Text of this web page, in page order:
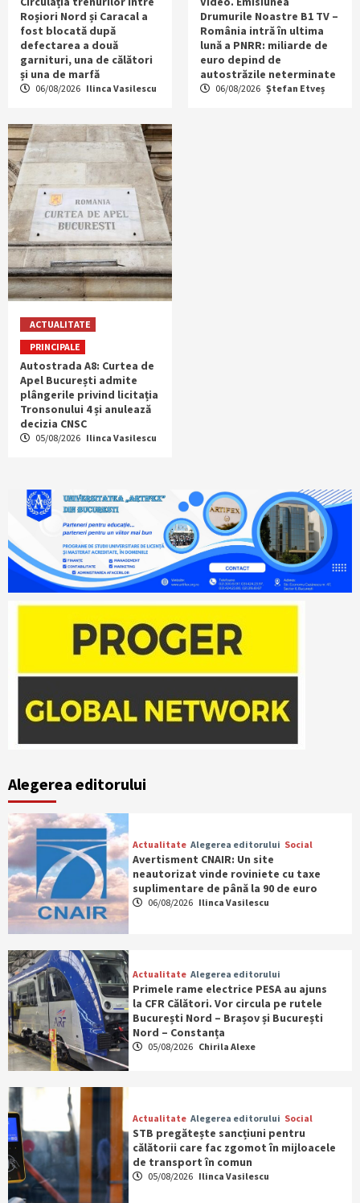
Roșiori Nord și Caracal a
fost blocată după
defectarea a două
garnituri, una de călători
și una de marfă
06/08/2026 Ilinca Vasilescu
Drumurile Noastre B1 TV –
România intră în ultima
lună a PNRR: miliarde de
euro depind de
autostrăzile neterminate
06/08/2026 Ștefan Etveș
ACTUALITATE
PRINCIPALE
Autostrada A8: Curtea de
Apel București admite
plângerile privind licitația
Tronsonului 4 și anulează
decizia CNSC
05/08/2026 Ilinca Vasilescu
Alegerea editorului
Actualitate Alegerea editorului Social
Avertisment CNAIR: Un site
neautorizat vinde roviniete cu taxe
suplimentare de până la 90 de euro
06/08/2026 Ilinca Vasilescu
Actualitate Alegerea editorului
Primele rame electrice PESA au ajuns
la CFR Călători. Vor circula pe rutele
București Nord – Brașov și București
Nord – Constanța
05/08/2026 Chirila Alexe
Actualitate Alegerea editorului Social
STB pregătește sancțiuni pentru
călătorii care fac zgomot în mijloacele
de transport în comun
05/08/2026 Ilinca Vasilescu